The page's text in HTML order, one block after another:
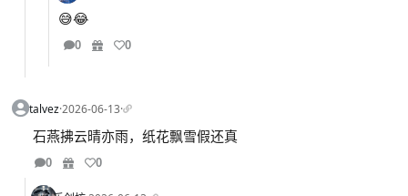
😅😂
0 0
talvez·2026-06-13·
石燕拂云晴亦雨，纸花飘雪假还真
0 0